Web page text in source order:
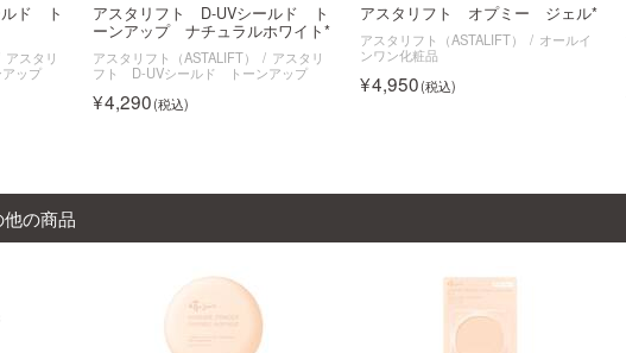
ルド ト
アスタリ
ップ
アスタリフト D-UVシールド ト
ーンアップ ナチュラルホワイト*
アスタリフト（ASTALIFT）
アスタリ
フト D-UVシールド トーンアップ
4,290
アスタリフト オプミー ジェル*
アスタリフト（ASTALIFT）
オールイ
ンワン化粧品
4,950
他の商品